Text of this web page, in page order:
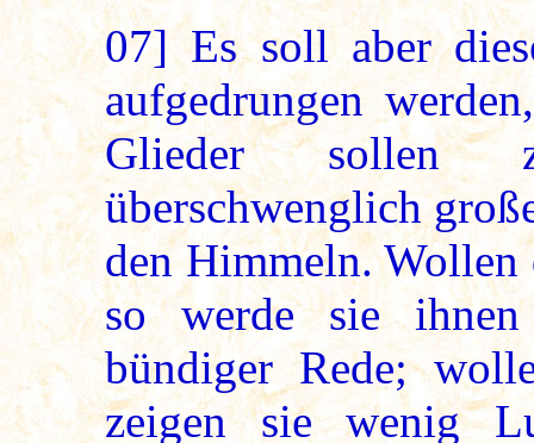
07] Es soll aber
aufgedrungen
Glieder sollen
überschwenglich
den Himmeln.
so werde sie
bündiger Rede;
zeigen sie wenig